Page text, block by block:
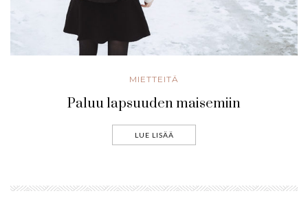
MIETTEITÄ
Paluu lapsuuden maisemiin
LUE LISÄÄ